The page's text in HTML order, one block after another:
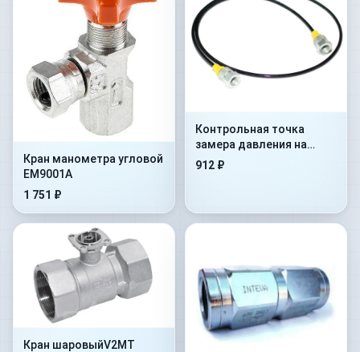
Кран манометра угловой
EM9001A
1 751 ₽
Контрольная точка
замера давления на
гибком шланге Flex.
912 ₽
Кран шаровыйV2MT